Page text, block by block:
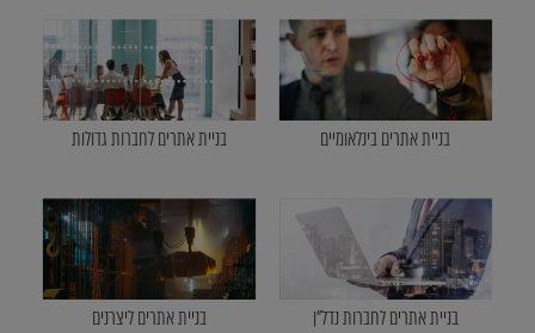
בניית אתרים בינלאומיים בניית אתרים לחברות גדולות
בניית אתרים לחברות נדל"ן בניית אתרים ליצרנים